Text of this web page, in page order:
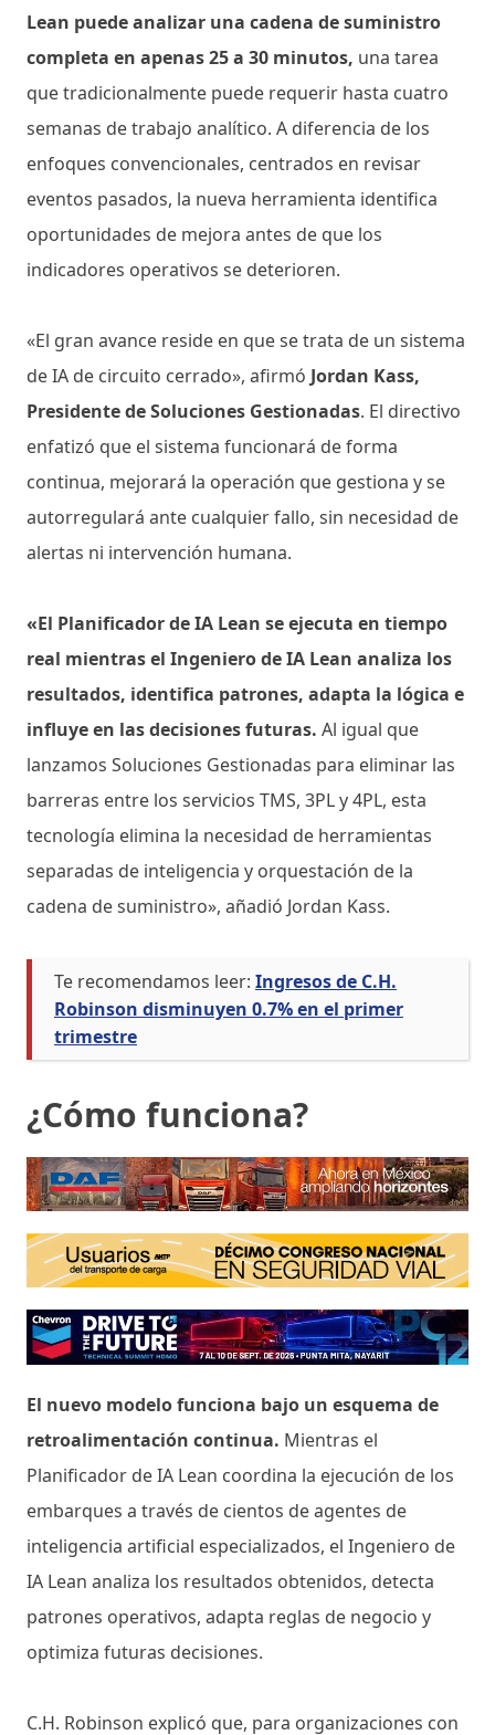
Lean puede analizar una cadena de suministro
completa en apenas 25 a 30 minutos, una tarea
que tradicionalmente puede requerir hasta cuatro
semanas de trabajo analítico. A diferencia de los
enfoques convencionales, centrados en revisar
eventos pasados, la nueva herramienta identifica
oportunidades de mejora antes de que los
indicadores operativos se deterioren.
«El gran avance reside en que se trata de un sistema
de IA de circuito cerrado», afirmó Jordan Kass,
Presidente de Soluciones Gestionadas. El directivo
enfatizó que el sistema funcionará de forma
continua, mejorará la operación que gestiona y se
autorregulará ante cualquier fallo, sin necesidad de
alertas ni intervención humana.
«El Planificador de IA Lean se ejecuta en tiempo
real mientras el Ingeniero de IA Lean analiza los
resultados, identifica patrones, adapta la lógica e
influye en las decisiones futuras. Al igual que
lanzamos Soluciones Gestionadas para eliminar las
barreras entre los servicios TMS, 3PL y 4PL, esta
tecnología elimina la necesidad de herramientas
separadas de inteligencia y orquestación de la
cadena de suministro», añadió Jordan Kass.
Te recomendamos leer: Ingresos de C.H.
Robinson disminuyen 0.7% en el primer
trimestre
¿Cómo funciona?
El nuevo modelo funciona bajo un esquema de
retroalimentación continua. Mientras el
Planificador de IA Lean coordina la ejecución de los
embarques a través de cientos de agentes de
inteligencia artificial especializados, el Ingeniero de
IA Lean analiza los resultados obtenidos, detecta
patrones operativos, adapta reglas de negocio y
optimiza futuras decisiones.
C.H. Robinson explicó que, para organizaciones con